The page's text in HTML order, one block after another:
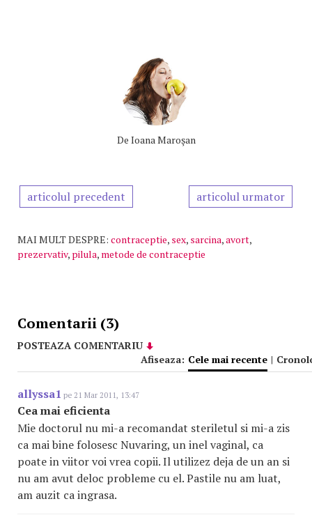
De Ioana Maroşan
articolul precedent articolul urmator
MAI MULT DESPRE: contraceptie, sex, sarcina,avort,
prezervativ, pilula, metode de contraceptie
Comentarii (3)
POSTEAZA COMENTARIU
Afiseaza: Cele mai recente |
allyssa1 pe 21 Mar 2011, 13:47
Cea mai eficienta
Mie doctorul nu mi-a recomandat steriletul si mi-a zis
ca mai bine folosesc Nuvaring, un inel vaginal, ca
poate in viitor voi vrea copii. Il utilizez deja de un an si
nu am avut deloc probleme cu el. Pastile nu am luat,
am auzit ca ingrasa.